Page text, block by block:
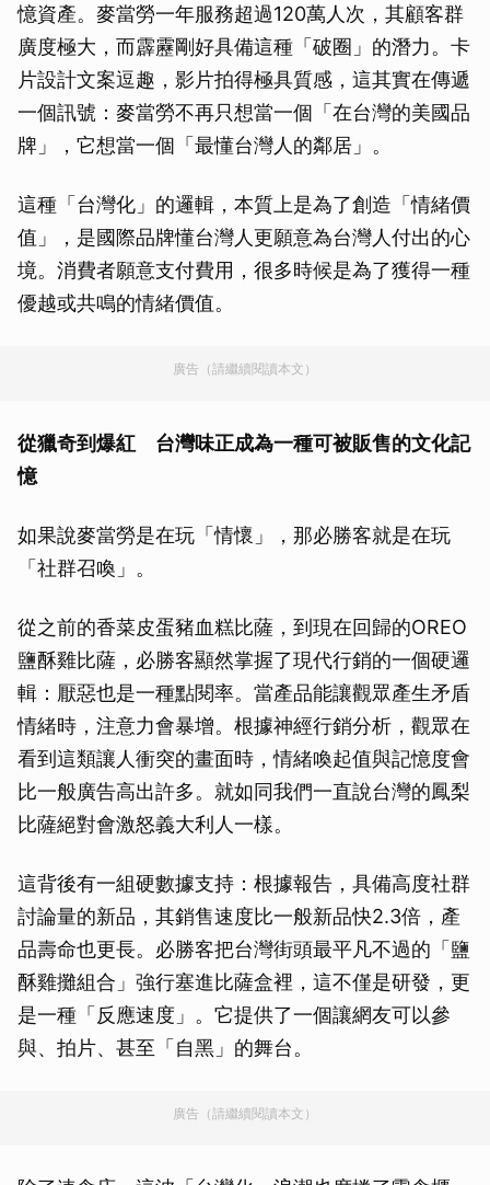
憶資產。麥當勞一年服務超過120萬人次，其顧客群
廣度極大，而霹靂剛好具備這種「破圈」的潛力。卡
片設計文案逗趣，影片拍得極具質感，這其實在傳遞
一個訊號：麥當勞不再只想當一個「在台灣的美國品
牌」，它想當一個「最懂台灣人的鄰居」。
這種「台灣化」的邏輯，本質上是為了創造「情緒價
值」，是國際品牌懂台灣人更願意為台灣人付出的心
境。消費者願意支付費用，很多時候是為了獲得一種
優越或共鳴的情緒價值。
廣告（請繼續閱讀本文）
從獵奇到爆紅 台灣味正成為一種可被販售的文化記
憶
如果說麥當勞是在玩「情懷」，那必勝客就是在玩
「社群召喚」。
從之前的香菜皮蛋豬血糕比薩，到現在回歸的OREO
鹽酥雞比薩，必勝客顯然掌握了現代行銷的一個硬邏
輯：厭惡也是一種點閱率。當產品能讓觀眾產生矛盾
情緒時，注意力會暴增。根據神經行銷分析，觀眾在
看到這類讓人衝突的畫面時，情緒喚起值與記憶度會
比一般廣告高出許多。就如同我們一直說台灣的鳳梨
比薩絕對會激怒義大利人一樣。
這背後有一組硬數據支持：根據報告，具備高度社群
討論量的新品，其銷售速度比一般新品快2.3倍，產
品壽命也更長。必勝客把台灣街頭最平凡不過的「鹽
酥雞攤組合」強行塞進比薩盒裡，這不僅是研發，更
是一種「反應速度」。它提供了一個讓網友可以參
與、拍片、甚至「自黑」的舞台。
廣告（請繼續閱讀本文）